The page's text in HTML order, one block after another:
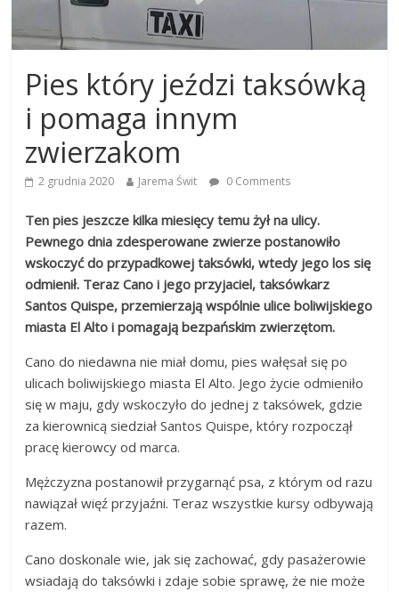
Pies który jeździ taksówką
i pomaga innym
zwierzakom
2 grudnia 2020 Jarema Świt 0 Comments
Ten pies jeszcze kilka miesięcy temu żył na ulicy.
Pewnego dnia zdesperowane zwierze postanowiło
wskoczyć do przypadkowej taksówki, wtedy jego los się
odmienił. Teraz Cano i jego przyjaciel, taksówkarz
Santos Quispe, przemierzają wspólnie ulice boliwijskiego
miasta El Alto i pomagają bezpańskim zwierzętom.
Cano do niedawna nie miał domu, pies wałęsał się po
ulicach boliwijskiego miasta El Alto. Jego życie odmieniło
się w maju, gdy wskoczyło do jednej z taksówek, gdzie
za kierownicą siedział Santos Quispe, który rozpoczął
pracę kierowcy od marca.
Mężczyzna postanowił przygarnąć psa, z którym od razu
nawiązał więź przyjaźni. Teraz wszystkie kursy odbywają
razem.
Cano doskonale wie, jak się zachować, gdy pasażerowie
wsiadają do taksówki i zdaje sobie sprawę, że nie może